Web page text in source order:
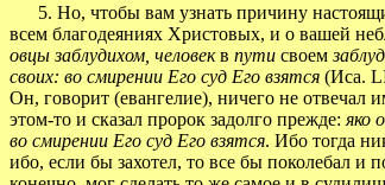
5. Но, чтобы вам узнать причину
всем благодеяниях Христовых, и о вашей
овцы заблудихом, человекв пути своем
своих: во смирении Его суд Его взятся (Иса.
Он, говорит (евангелие), ничего не отвечал
этом-то и сказал пророк задолго прежде: яко
во смирении Его суд Его взятся. Ибо тогда
ибо, если бы захотел, то все бы поколебал и